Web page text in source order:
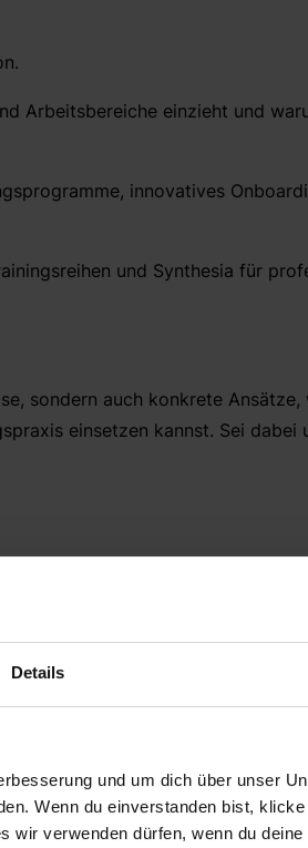
Details
und um dich über unser
Wenn du einverstanden bist,
verwenden dürfen, wenn du
Arbeitsbereiche einzieht und
innovatives
und Synthesia für
sondern auch konkrete Ansätze,
einsetzen kannst. Sei dabei
Sarah Rojewski als Business
erfolgreich Generative-AI-
erschloss dadurch neue